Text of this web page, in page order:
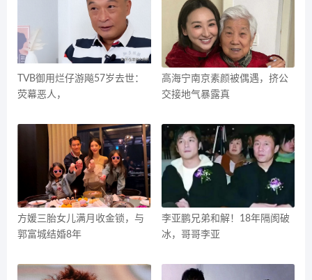
TVB御用烂仔游飚57岁去世：
荧幕恶人，
高海宁南京素颜被偶遇，挤公
交接地气暴露真
方媛三胎女儿满月收金锁，与
郭富城结婚8年
李亚鹏兄弟和解！18年隔阂破
冰，哥哥李亚